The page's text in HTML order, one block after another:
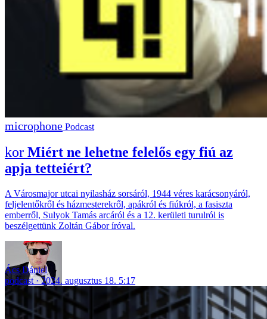
Podcast
Miért ne lehetne felelős egy fiú az
apja tetteiért?
A Városmajor utcai nyilasház sorsáról, 1944 véres karácsonyáról,
feljelentőkről és házmesterekről, apákról és fiúkról, a fasiszta
emberről, Sulyok Tamás arcáról és a 12. kerületi turulról is
beszélgettünk Zoltán Gábor íróval.
Ács Dániel
podcast
2024. augusztus 18. 5:17